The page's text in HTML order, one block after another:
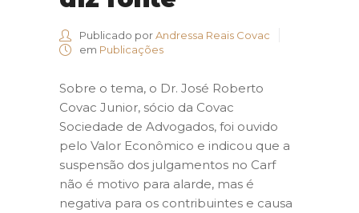
Publicado porAndressa Reais Covac
em Publicações
Sobre o tema, o Dr. José Roberto
Covac Junior, sócio da Covac
Sociedade de Advogados, foi ouvido
pelo Valor Econômico e indicou que a
suspensão dos julgamentos no Carf
não é motivo para alarde, mas é
negativa para os contribuintes e causa